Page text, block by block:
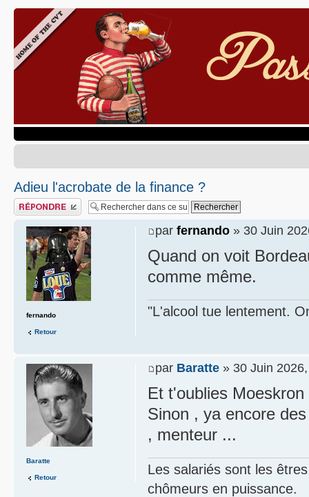
Adieu l'acrobate de la finance ?
Publier une réponse
par fernando » 30 Juin
Quand on voit
comme même.
"L'alcool tue lentement.
fernando
Retour
par Baratte » 30 Juin
Et t'oublies Moeskron
Sinon , ya encore
, menteur ...
Les salariés sont les
chômeurs en puissance.
Baratte
Retour